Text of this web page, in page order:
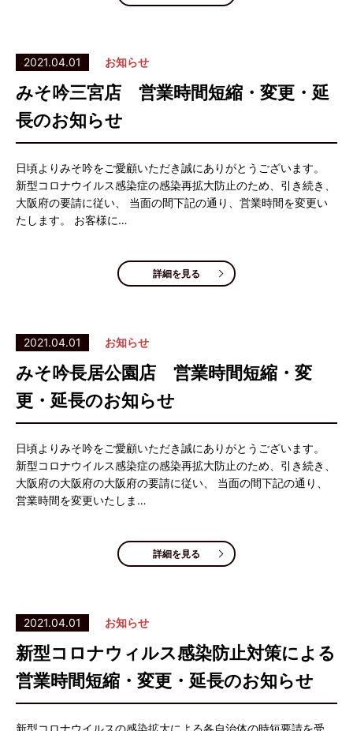
2021.04.01 お知らせ
みそ吟三宮店 営業時間短縮・変更・延
長のお知らせ
日頃よりみそ吟をご愛顧いただき誠にありがとうございます。
新型コロナウイルス感染症の感染再拡大防止のため、引き続き、
大阪府の要請に従い、 当面の間下記の通り、営業時間を変更い
たします。 お客様に…
詳細を見る
2021.04.01 お知らせ
みそ吟長居公園店 営業時間短縮・変
更・延長のお知らせ
日頃よりみそ吟をご愛顧いただき誠にありがとうございます。
新型コロナウイルス感染症の感染再拡大防止のため、引き続き、
大阪府の大阪府の大阪府の要請に従い、 当面の間下記の通り、
営業時間を変更いたしま…
詳細を見る
2021.04.01 お知らせ
新型コロナウィルス感染防止対策による
営業時間短縮・変更・延長のお知らせ
新型コロナウイルスの感染拡大による各自治体の時短要請を受